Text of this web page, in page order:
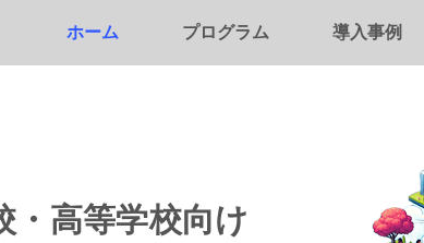
ホーム プログラム 導入事例
・高等学校向け